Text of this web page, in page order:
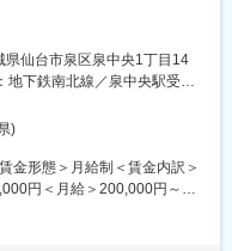
働くことができます（年休
立っている実感を得られる
療の分野から、地域の皆さま
、医療機関向けシステムの
め、業務における認知度が
行っている同社にて宮城県
テ作成システムの導入提案
県仙台市泉区泉中央1丁目14
下鉄南北線／泉中央駅受動
会社の定める事業所
)
金形態＞月給制＜賃金内訳＞
円＜月給＞200,000円～